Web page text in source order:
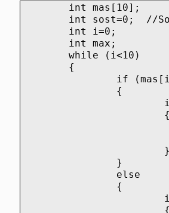
int mas[10];
int sost=0; //
int i=0;
int max;
while (i<10)
{
if
{
}
else
{